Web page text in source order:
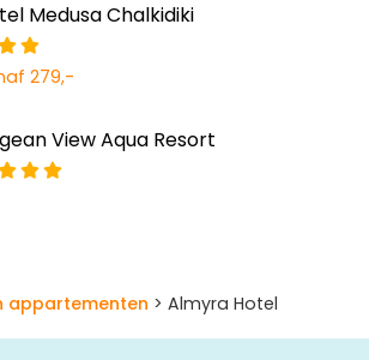
Medusa Chalkidiki
279,-
View Aqua Resort
appartementen > Almyra Hotel